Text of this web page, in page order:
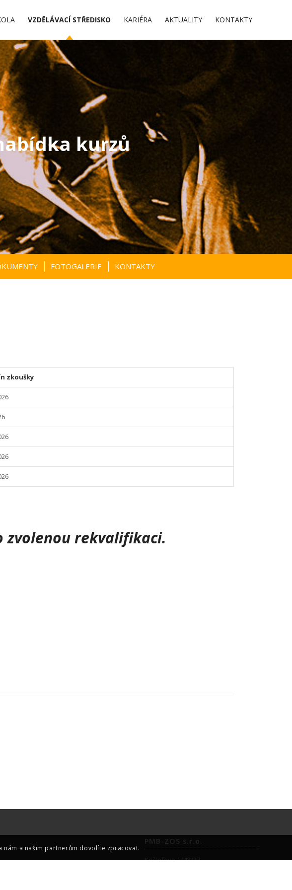
VZDĚLÁVACÍ STŘEDISKO KARIÉRA AKTUALITY KONTAKTY
kurzů
FOTOGALERIE KONTAKTY
zkoušky
zvolenou rekvalifikaci.
2026
PMB-ZOS s.r.o.
Krištofova 1443/27
a našim partnerům dovolíte zpracovat.